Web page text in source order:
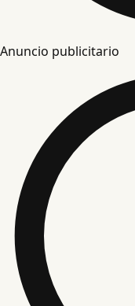
Anuncio publicitario